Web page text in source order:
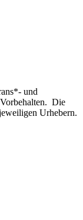
und
Die
Urhebern.